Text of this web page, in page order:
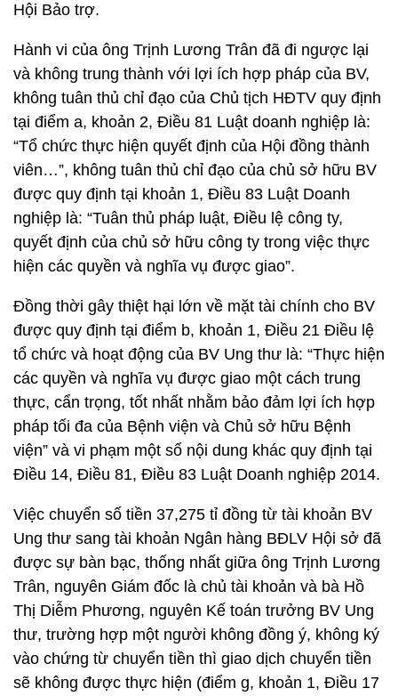
Hội Bảo trợ.
Hành vi của ông Trịnh Lương Trân đã đi ngược lại
và không trung thành với lợi ích hợp pháp của BV,
không tuân thủ chỉ đạo của Chủ tịch HĐTV quy định
tại điểm a, khoản 2, Điều 81 Luật doanh nghiệp là:
“Tổ chức thực hiện quyết định của Hội đồng thành
viên…”, không tuân thủ chỉ đạo của chủ sở hữu BV
được quy định tại khoản 1, Điều 83 Luật Doanh
nghiệp là: “Tuân thủ pháp luật, Điều lệ công ty,
quyết định của chủ sở hữu công ty trong việc thực
hiện các quyền và nghĩa vụ được giao”.
Đồng thời gây thiệt hại lớn về mặt tài chính cho BV
được quy định tại điểm b, khoản 1, Điều 21 Điều lệ
tổ chức và hoạt động của BV Ung thư là: “Thực hiện
các quyền và nghĩa vụ được giao một cách trung
thực, cẩn trọng, tốt nhất nhằm bảo đảm lợi ích hợp
pháp tối đa của Bệnh viện và Chủ sở hữu Bệnh
viện” và vi phạm một số nội dung khác quy định tại
Điều 14, Điều 81, Điều 83 Luật Doanh nghiệp 2014.
Việc chuyển số tiền 37,275 tỉ đồng từ tài khoản BV
Ung thư sang tài khoản Ngân hàng BĐLV Hội sở đã
được sự bàn bạc, thống nhất giữa ông Trịnh Lương
Trân, nguyên Giám đốc là chủ tài khoản và bà Hồ
Thị Diễm Phương, nguyên Kế toán trưởng BV Ung
thư, trường hợp một người không đồng ý, không ký
vào chứng từ chuyển tiền thì giao dịch chuyển tiền
sẽ không được thực hiện (điểm g, khoản 1, Điều 17